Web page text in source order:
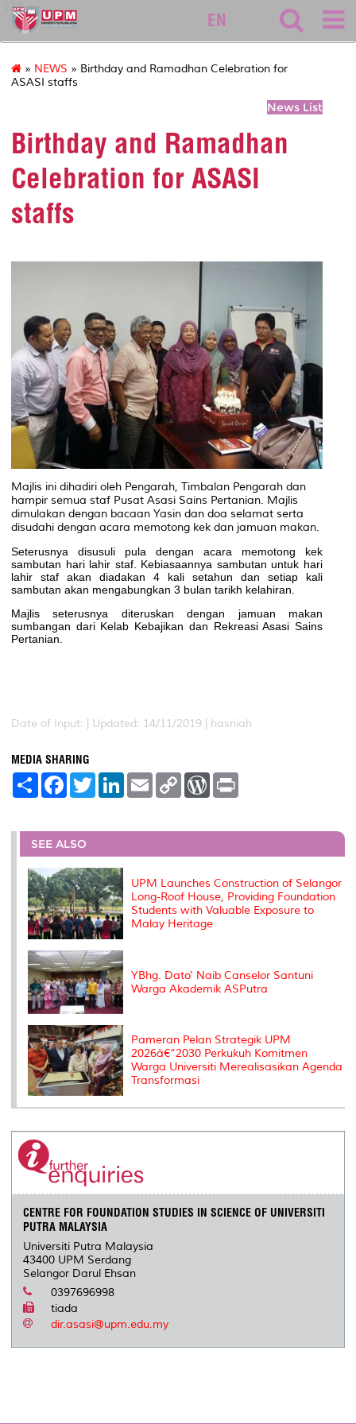
127
EN
» NEWS » Birthday and Ramadhan Celebration for
ASASI staffs
News List
Birthday and Ramadhan
Celebration for ASASI
staffs
Majlis ini dihadiri oleh Pengarah, Timbalan Pengarah dan
hampir semua staf Pusat Asasi Sains Pertanian. Majlis
dimulakan dengan bacaan Yasin dan doa selamat serta
disudahi dengan acara memotong kek dan jamuan makan.
Seterusnya disusuli pula dengan acara memotong kek
sambutan hari lahir staf. Kebiasaannya sambutan untuk hari
lahir staf akan diadakan 4 kali setahun dan setiap kali
sambutan akan mengabungkan 3 bulan tarikh kelahiran.
Majlis seterusnya diteruskan dengan jamuan makan
sumbangan dari Kelab Kebajikan dan Rekreasi Asasi Sains
Pertanian.
Date of Input: | Updated: 14/11/2019 | hasniah
MEDIA SHARING
S
e
F
a
b
o
o
k
T
w
t
r
L
e
I
E
m
l
C
L
n
W
P
e
s
t
SEE ALSO
UPM Launches Construction of Selangor
Long-Roof House, Providing Foundation
Students with Valuable Exposure to
Malay Heritage
YBhg. Dato' Naib Canselor Santuni
Warga Akademik ASPutra
Pameran Pelan Strategik UPM
2026â€“2030 Perkukuh Komitmen
Warga Universiti Merealisasikan Agenda
Transformasi
CENTRE FOR FOUNDATION STUDIES IN SCIENCE OF UNIVERSITI
PUTRA MALAYSIA
Universiti Putra Malaysia
43400 UPM Serdang
Selangor Darul Ehsan
0397696998
tiada
dir.asasi@upm.edu.my